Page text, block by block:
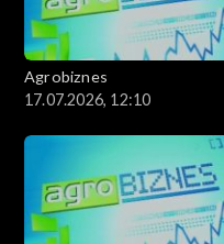
Agrobiznes
17.07.2026, 12:10